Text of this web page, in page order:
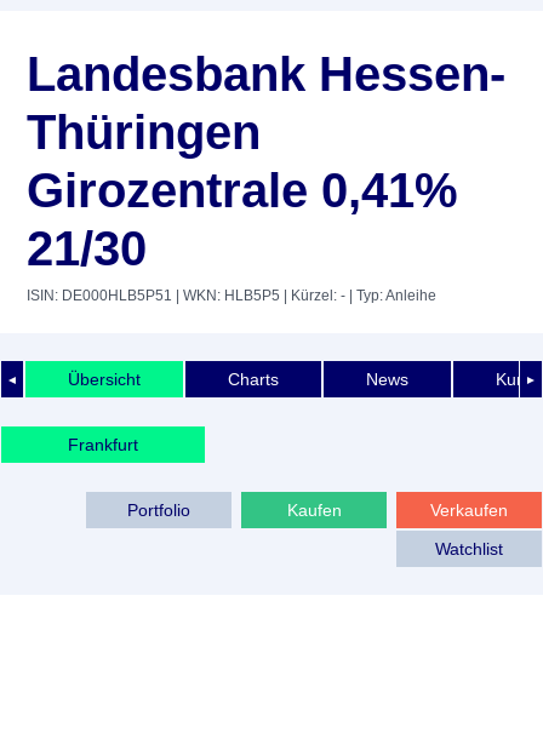
Landesbank Hessen-
Thüringen
Girozentrale 0,41%
21/30
ISIN: DE000HLB5P51 | WKN: HLB5P5 | Kürzel: - | Typ: Anleihe
◄ ►
Übersicht Charts News
Frankfurt
Verkaufen
Kaufen
Portfolio
Watchlist